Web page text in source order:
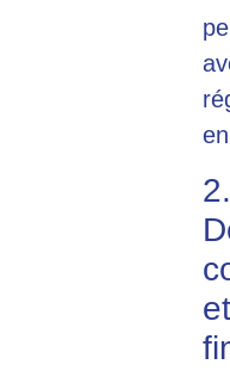
2.
et